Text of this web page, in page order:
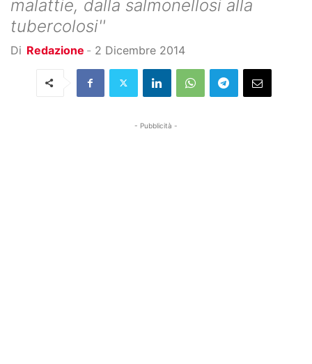
malattie, dalla salmonellosi alla
tubercolosi''
Di Redazione - 2 Dicembre 2014
- Pubblicità -